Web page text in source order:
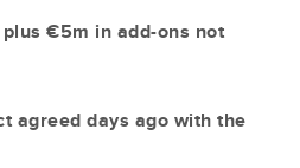
€5m in add-ons not
agreed days ago with the